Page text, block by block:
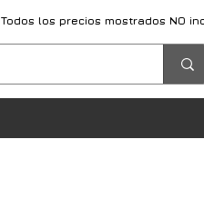
Todos los precios mostrados NO